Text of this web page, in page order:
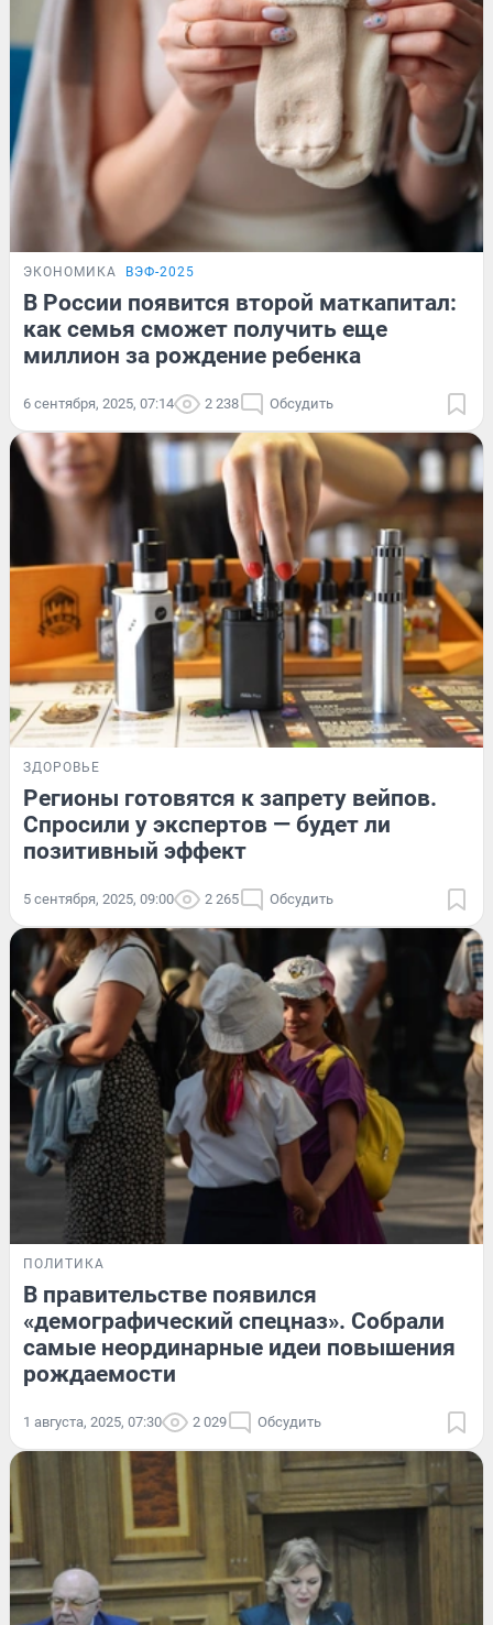
ЭКОНОМИКА ВЭФ-2025
В России появится второй маткапитал:
как семья сможет получить еще
миллион за рождение ребенка
6 сентября, 2025, 07:14 2 238 Обсудить
ЗДОРОВЬЕ
Регионы готовятся к запрету вейпов.
Спросили у экспертов — будет ли
позитивный эффект
5 сентября, 2025, 09:00 2 265 Обсудить
ПОЛИТИКА
В правительстве появился
«демографический спецназ». Собрали
самые неординарные идеи повышения
рождаемости
1 августа, 2025, 07:30 2 029 Обсудить